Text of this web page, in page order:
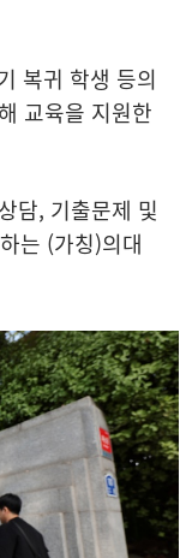
복귀 학생 등의
교육을 지원한
담, 기출문제 및
는 (가칭)의대